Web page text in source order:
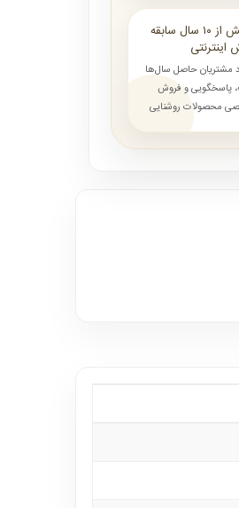
با بیش از ۱۰ سال سابقه
اینترنتی
مشتریان حاصل سال‌ها
پاسخگویی و فروش
محصولات روشنایی